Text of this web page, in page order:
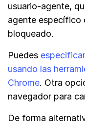
usuario-agente,
agente específico
bloqueado.
Puedes
usando las
Chrome. Otra
navegador para
De forma